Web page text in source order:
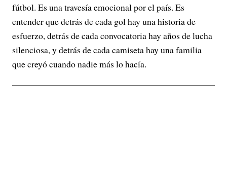
fútbol. Es una travesía emocional por el país. Es
entender que detrás de cada gol hay una historia de
esfuerzo, detrás de cada convocatoria hay años de lucha
silenciosa, y detrás de cada camiseta hay una familia
que creyó cuando nadie más lo hacía.